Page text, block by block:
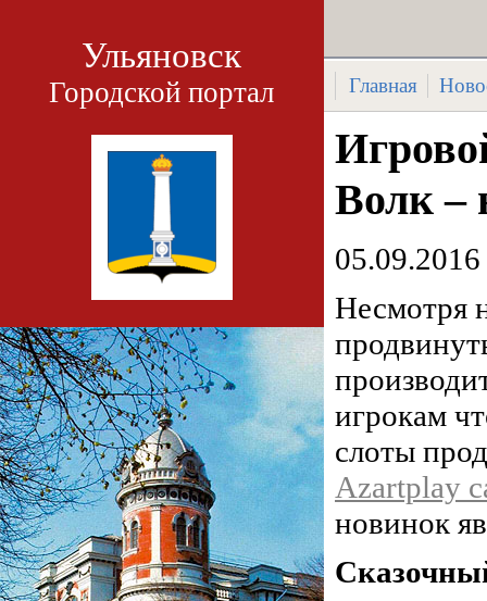
Ульяновск
Городской портал Главная
Волк –
05.09.2016
Несмотря
игрокам
слоты
Azartplay
новинок